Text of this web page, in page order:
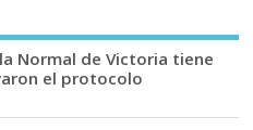
Normal de Victoria tiene
el protocolo